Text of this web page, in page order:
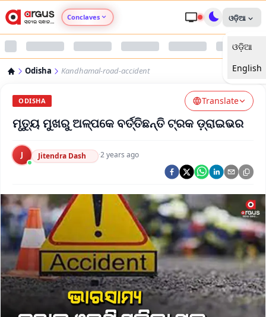
Conclaves
Argus Swaad Odisha
Argus Chalo Dekhein Apna Desh
ଓଡ଼ିଆ
ଓଡ଼ିଆ
English
Odisha Kandhamal-road-accident
ODISHA Translate
ମୃତ୍ୟୁ ମୁଖରୁ ଅଳ୍ପକେ ବର୍ତ୍ତିଛନ୍ତି ଟ୍ରକ ଡ଼୍ରାଇଭର
J Jitendra Dash ·2 years ago